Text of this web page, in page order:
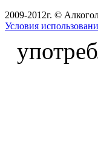
2009-2012г. ©
Условия